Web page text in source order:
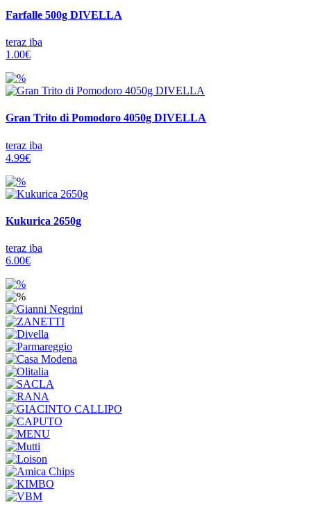
Farfalle 500g DIVELLA
teraz iba
1.00€
Gran Trito di Pomodoro 4050g DIVELLA
teraz iba
4.99€
Kukurica 2650g
teraz iba
6.00€